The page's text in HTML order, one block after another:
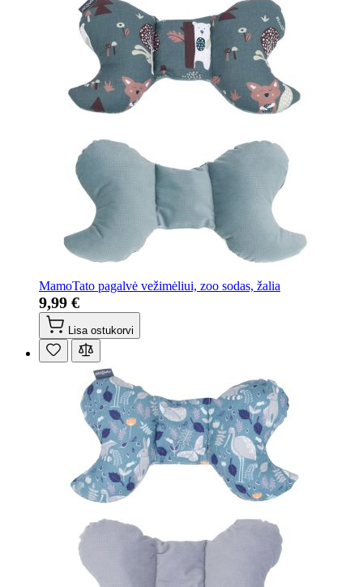
MamoTato pagalvė vežimėliui, zoo sodas, žalia
9,99 €
Lisa ostukorvi